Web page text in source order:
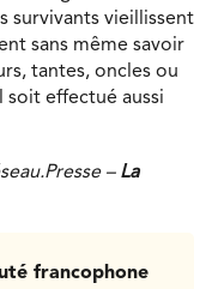
survivants vieillissent
sans même savoir
tantes, oncles ou
soit effectué aussi
– La
francophone